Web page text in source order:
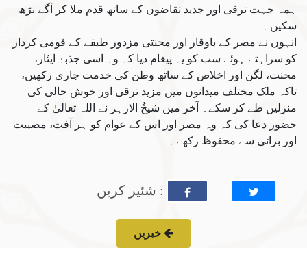
ہمہ جہت ترقی اور جدید تقاضوں کے ساتھ قدم ملا کر آگے بڑھ
سکیں۔
انہوں نے مصر کے باوقار اور محنتی مزدور طبقے کے قومی کردار
کو سراہتے ہوئے سب کو یہ پیغام دیا کہ وہ اسی جذبۂ ایثار،
محنت، لگن اور اخلاص کے ساتھ وطن کی خدمت جاری رکھیں،
تاکہ ملک مختلف میدانوں میں مزید ترقی اور خوش حالی کی
منزلیں طے کر سکے۔ آخر میں شیخُ الازہر نے اللہ تعالیٰ کے
حضور دعا کی کہ وہ مصر اور اس کے عوام کو ہر آفت، مصیبت
اور برائی سے محفوظ رکھے۔
: شئیر کریں
خبریں